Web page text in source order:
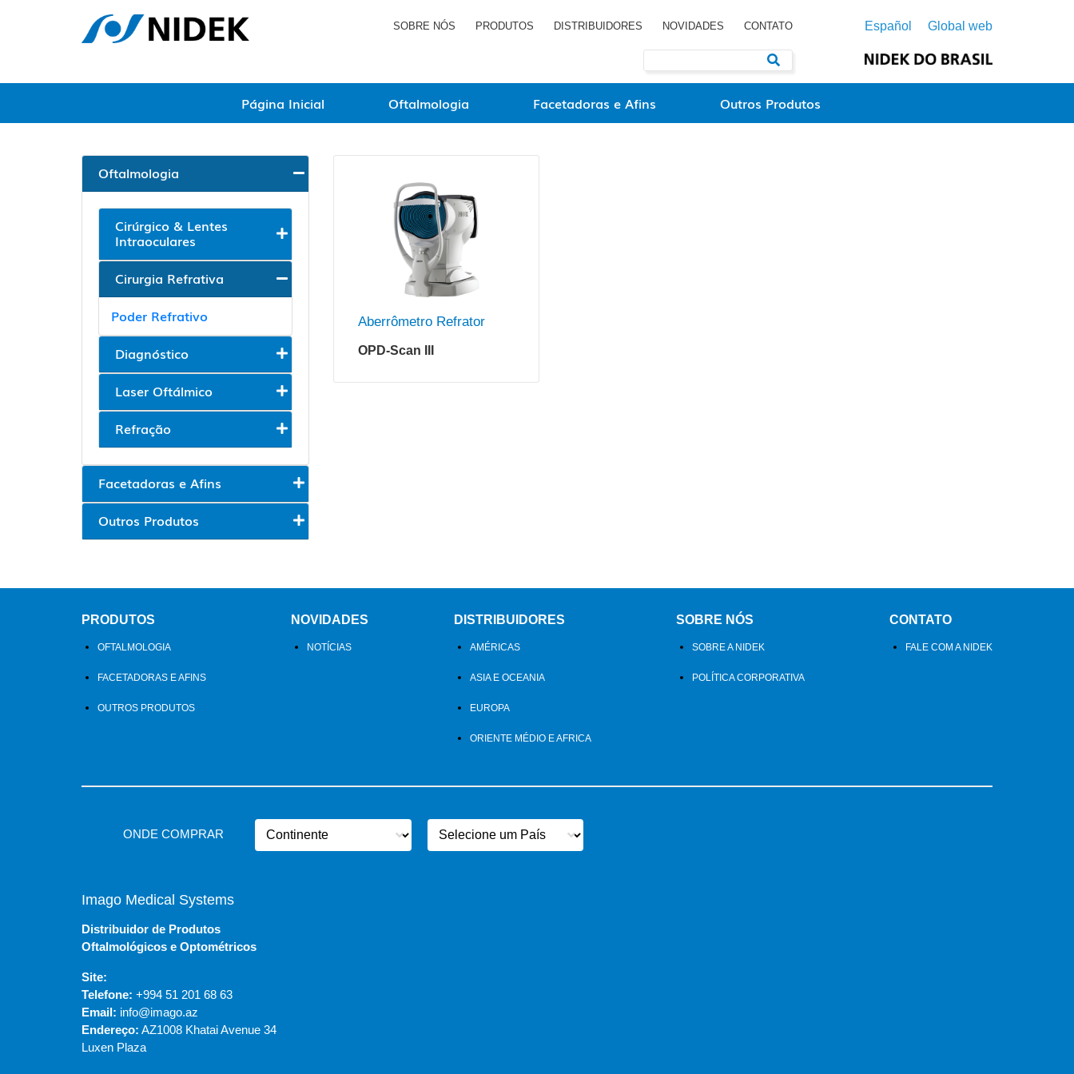
SOBRE NÓS PRODUTOS DISTRIBUIDORES NOVIDADES CONTATO Español Global web
Página Inicial Oftalmologia Facetadoras e Afins Outros Produtos
Oftalmologia
Cirúrgico & Lentes
Intraoculares
Cirurgia Refrativa
Poder Refrativo
Diagnóstico
Laser Oftálmico
Refração
Facetadoras e Afins
Outros Produtos
Aberrômetro Refrator
OPD-Scan III
PRODUTOS
OFTALMOLOGIA
FACETADORAS E AFINS
OUTROS PRODUTOS
NOVIDADES
NOTÍCIAS
DISTRIBUIDORES
AMÉRICAS
ASIA E OCEANIA
EUROPA
ORIENTE MÉDIO E AFRICA
SOBRE NÓS
SOBRE A NIDEK
POLÍTICA CORPORATIVA
CONTATO
FALE COM A NIDEK
ONDE COMPRAR
Imago Medical Systems
Distribuidor de Produtos
Oftalmológicos e Optométricos
Site:
Telefone: +994 51 201 68 63
Email: info@imago.az
Endereço: AZ1008 Khatai Avenue 34
Luxen Plaza